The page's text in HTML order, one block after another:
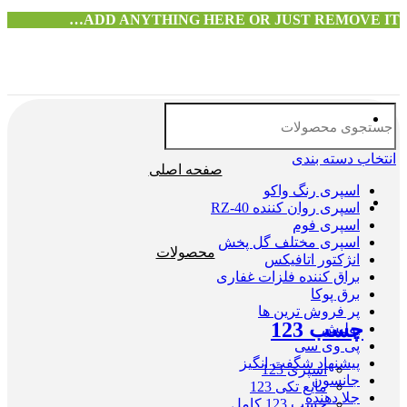
ADD ANYTHING HERE OR JUST REMOVE IT…
انتخاب دسته بندی
اسپری رنگ واکو
اسپری روان کننده RZ-40
اسپری فوم
اسپری مختلف گل پخش
انژکتور اتافیکس
براق کننده فلزات غفاری
برق پوکا
پر فروش ترین ها
پولیش
پی وی سی
پیشنهاد شگفت انگیز
جانسون
جلا دهنده
صفحه اصلی
محصولات
چسب 123
اسپری 123
مایع تکی 123
چسب 123 کامل